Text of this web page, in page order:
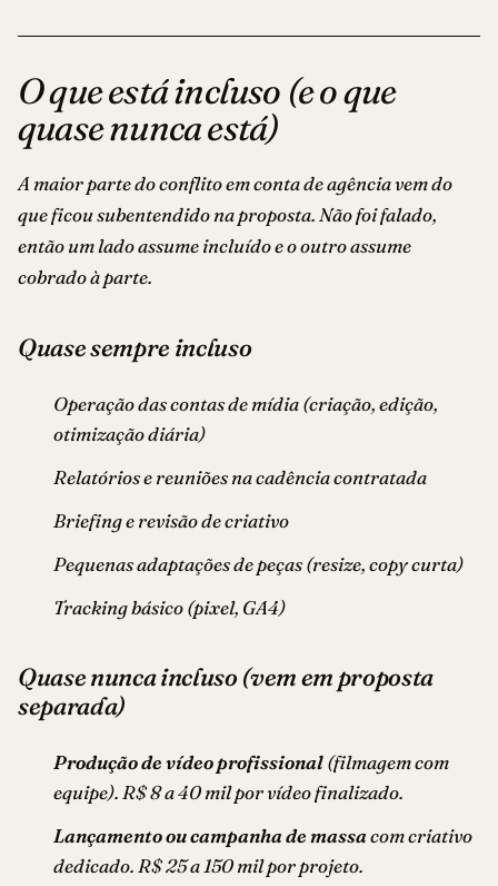
O que está incluso (e o que
quase nunca está)
A maior parte do conflito em conta de agência vem do
que ficou subentendido na proposta. Não foi falado,
então um lado assume incluído e o outro assume
cobrado à parte.
Quase sempre incluso
Operação das contas de mídia (criação, edição,
otimização diária)
Relatórios e reuniões na cadência contratada
Briefing e revisão de criativo
Pequenas adaptações de peças (resize, copy curta)
Tracking básico (pixel, GA4)
Quase nunca incluso (vem em proposta
separada)
Produção de vídeo profissional(filmagem com
equipe). R$ 8 a 40 mil por vídeo finalizado.
Lançamento ou campanha de massacom criativo
dedicado. R$ 25 a 150 mil por projeto.